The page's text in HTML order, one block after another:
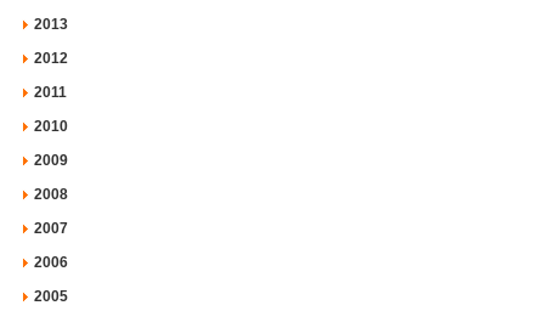
2013
2012
2011
2010
2009
2008
2007
2006
2005